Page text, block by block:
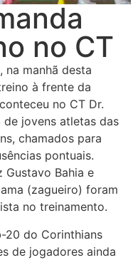
no CT
manhã desta
à frente da
no CT Dr.
jovens atletas das
chamados para
pontuais.
Gustavo Bahia e
(zagueiro) foram
no treinamento.
20 do Corinthians
de jogadores ainda